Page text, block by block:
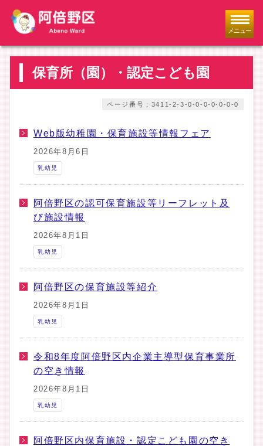
メニュー
保育所（園）・認定こども園
ページ番号：3411-2-3-0-0-0-0-0-0-0
Web版幼稚園・保育施設等情報フェア
2026年8月6日
乳幼児
阿倍野区の認可保育施設等リーフレット及
び施設情報
2026年8月1日
乳幼児
阿倍野区の保育施設等紹介
2026年8月1日
乳幼児
令和8年度阿倍野区内企業主導型保育事業所
の空き情報
2026年8月1日
乳幼児
阿倍野区内保育施設・認定こども園の空き